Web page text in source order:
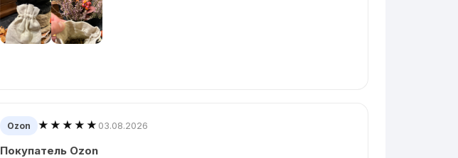
Ozon ★★★★★ 03.08.2026
Покупатель Ozon